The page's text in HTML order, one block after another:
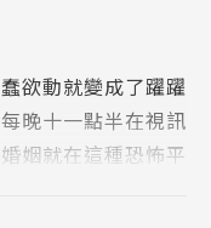
欲動就變成了躍躍
晚十一點半在視訊
姻就在這種恐怖平